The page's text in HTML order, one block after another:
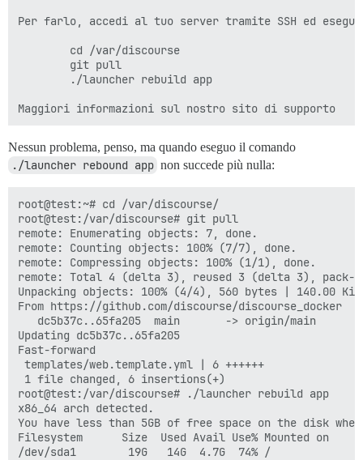
Per farlo, accedi al tuo server tramite SSH ed
        cd /var/discourse
        git pull
        ./launcher rebuild app
Nessun problema, penso, ma quando eseguo il comando
./launcher rebound app non succede più nulla:
root@test:~# cd /var/discourse/
root@test:/var/discourse# git pull
remote: Enumerating objects: 7, done.
remote: Counting objects: 100% (7/7), done.
remote: Compressing objects: 100% (1/1), done.
remote: Total 4 (delta 3), reused 3 (delta 3), pack-
Unpacking objects: 100% (4/4), 560 bytes | 140.00
From https://github.com/discourse/discourse_docker
   dc5b37c..65fa205  main       -> origin/main
Updating dc5b37c..65fa205
Fast-forward
templates/web.template.yml | 6 ++++++
1 file changed, 6 insertions(+)
root@test:/var/discourse# ./launcher rebuild app
x86_64 arch detected.
You have less than 5GB of free space on the disk
Filesystem      Size  Used Avail Use% Mounted on
/dev/sda1        19G   14G  4.7G  74% /